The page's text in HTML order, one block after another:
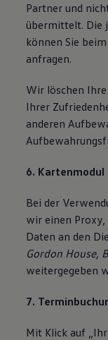
Partner und
übermittelt. Die
können Sie
anfragen.
Wir löschen
Ihrer
anderen
6. Kartenmodul
Bei der
wir einen
Daten an den
Gordon House,
weitergegeben
7.
Mit Klick auf